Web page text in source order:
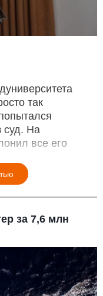
так
суд. На
все его
за 7,6 млн